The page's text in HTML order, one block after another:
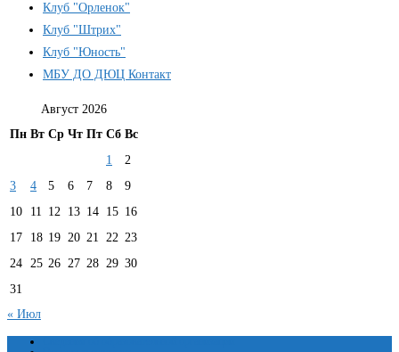
Клуб "Орленок"
Клуб "Штрих"
Клуб "Юность"
МБУ ДО ДЮЦ Контакт
Август 2026
Пн Вт Ср Чт Пт Сб Вс
1
2
3
4 5 6 7 8
9
10
11 12 13 14 15 16
17
18 19 20 21 22 23
24 25 26 27 28 29 30
31
« Июл